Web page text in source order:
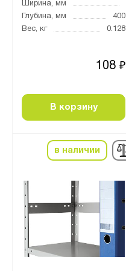
Ширина, мм
Глубина, мм
400
Вес, кг
0.128
108 ₽
В корзину
в наличии